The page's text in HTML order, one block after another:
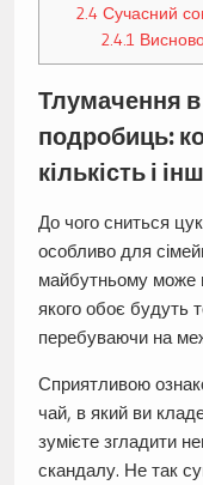
2.4 Сучасний
2.4.1
Тлумачення в
подробиць:
кількість і
До чого сниться
особливо для
майбутньому може
якого обоє будуть
перебуваючи на
Сприятливою
чай, в який ви
зумієте згладити
скандалу. Не так